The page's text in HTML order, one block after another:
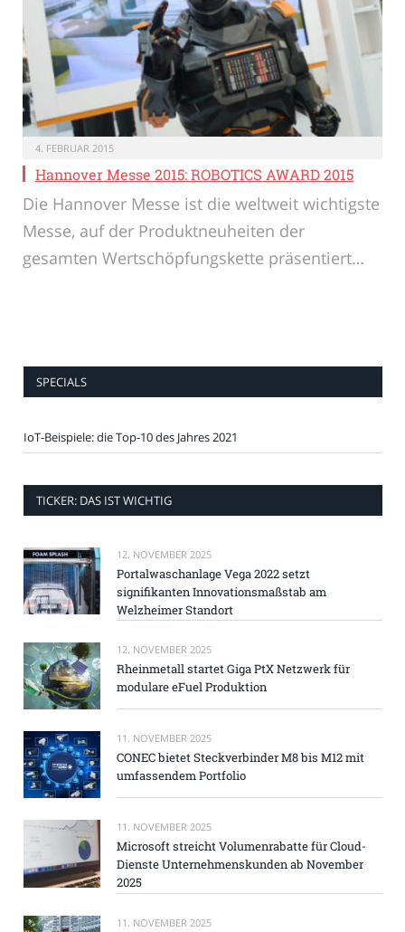
4. FEBRUAR 2015
Hannover Messe 2015: ROBOTICS AWARD 2015
Die Hannover Messe ist die weltweit wichtigste
Messe, auf der Produktneuheiten der
gesamten Wertschöpfungskette präsentiert…
SPECIALS
IoT-Beispiele: die Top-10 des Jahres 2021
TICKER: DAS IST WICHTIG
12. NOVEMBER 2025
Portalwaschanlage Vega 2022 setzt
signifikanten Innovationsmaßstab am
Welzheimer Standort
12. NOVEMBER 2025
Rheinmetall startet Giga PtX Netzwerk für
modulare eFuel Produktion
11. NOVEMBER 2025
CONEC bietet Steckverbinder M8 bis M12 mit
umfassendem Portfolio
11. NOVEMBER 2025
Microsoft streicht Volumenrabatte für Cloud-
Dienste Unternehmenskunden ab November
2025
11. NOVEMBER 2025